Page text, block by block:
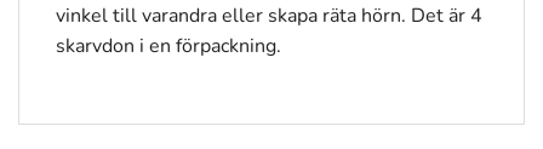
vinkel till varandra eller skapa räta hörn. Det är 4
skarvdon i en förpackning.